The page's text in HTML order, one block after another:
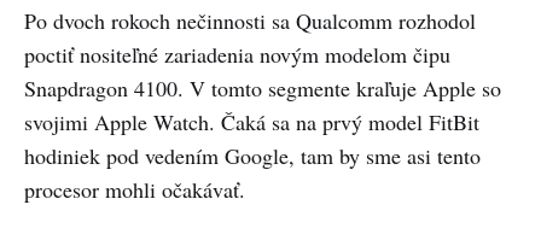
Po dvoch rokoch nečinnosti sa Qualcomm rozhodol
poctiť nositeľné zariadenia novým modelom čipu
Snapdragon 4100. V tomto segmente kraľuje Apple so
svojimi Apple Watch. Čaká sa na prvý model FitBit
hodiniek pod vedením Google, tam by sme asi tento
procesor mohli očakávať.